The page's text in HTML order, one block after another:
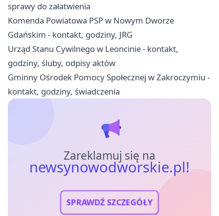
sprawy do załatwienia
Komenda Powiatowa PSP w Nowym Dworze
Gdańskim - kontakt, godziny, JRG
Urząd Stanu Cywilnego w Leoncinie - kontakt,
godziny, śluby, odpisy aktów
Gminny Ośrodek Pomocy Społecznej w Zakroczymiu -
kontakt, godziny, świadczenia
Zareklamuj się na
newsynowodworskie.pl!
SPRAWDŹ SZCZEGÓŁY